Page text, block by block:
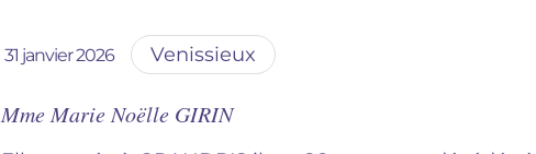
31 janvier 2026 venissieux
Mme Marie Noëlle GIRIN